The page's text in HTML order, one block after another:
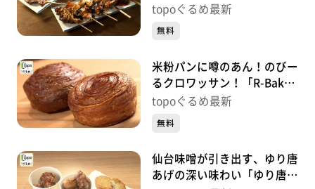
寧に「鳥縁」（太白区袋原）
topoぐるめ最新
無料
米粉パンに噂のあん！のびー
るクロワッサン！「R-Baker
名取店」（名取市手倉田諏
topoぐるめ最新
無料
仙台味噌が引き出す、ゆり唐
あげの深い味わい「ゆり唐あ